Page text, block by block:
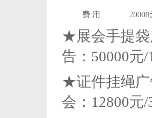
费 用 20000
★展会手提袋
告： 50000元/
★证件挂绳
会 ： 1 2800元/